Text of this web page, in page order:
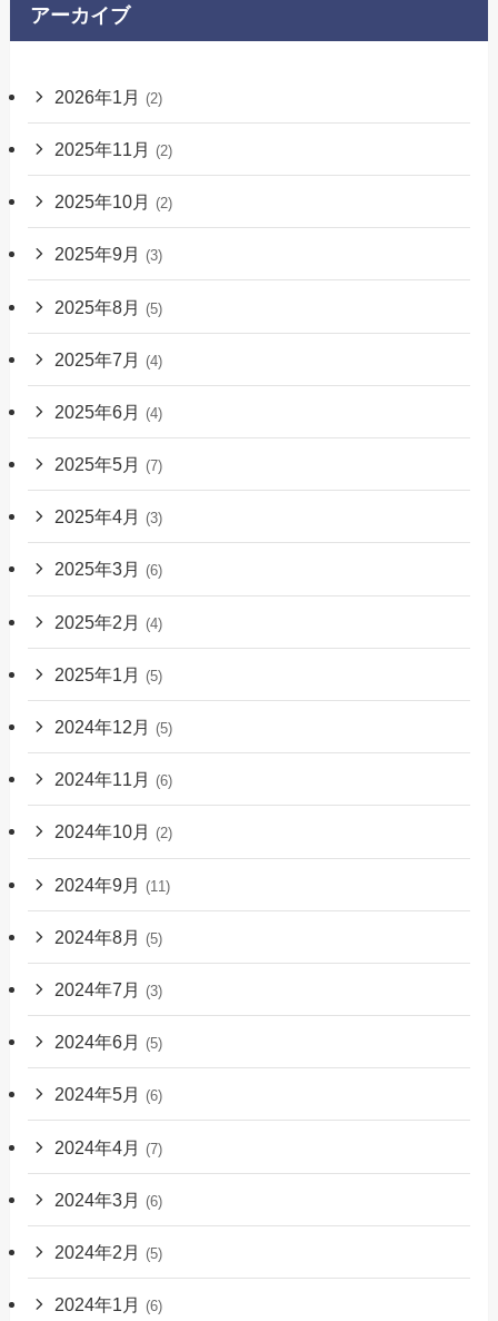
アーカイブ
2026年1月 (2)
2025年11月 (2)
2025年10月 (2)
2025年9月 (3)
2025年8月 (5)
2025年7月 (4)
2025年6月 (4)
2025年5月 (7)
2025年4月 (3)
2025年3月 (6)
2025年2月 (4)
2025年1月 (5)
2024年12月 (5)
2024年11月 (6)
2024年10月 (2)
2024年9月 (11)
2024年8月 (5)
2024年7月 (3)
2024年6月 (5)
2024年5月 (6)
2024年4月 (7)
2024年3月 (6)
2024年2月 (5)
2024年1月 (6)